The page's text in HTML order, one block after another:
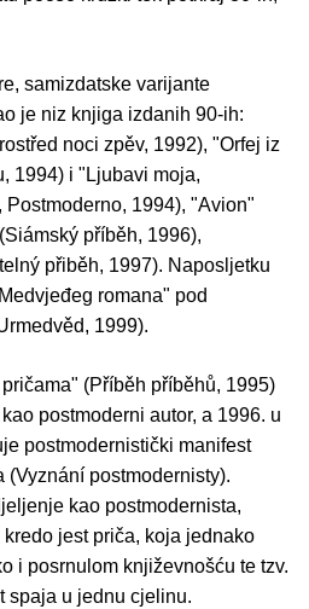
samizdatske varijante
je niz knjiga izdanih 90-ih:
noci zpěv, 1992), "Orfej iz
1994) i "Ljubavi moja,
Postmoderno, 1994), "Avion"
příběh, 1996),
přiběh, 1997). Naposljetku
romana" pod
1999).
(Příběh příběhů, 1995)
postmoderni autor, a 1996. u
postmodernistički manifest
(Vyznání postmodernisty).
kao postmodernista,
jest priča, koja jednako
i posrnulom književnošću te tzv.
spaja u jednu cjelinu.